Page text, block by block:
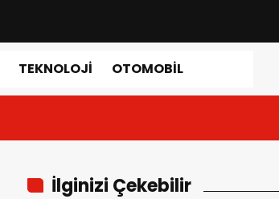
TEKNOLOJI OTOMOBIL
İlginizi Çekebilir